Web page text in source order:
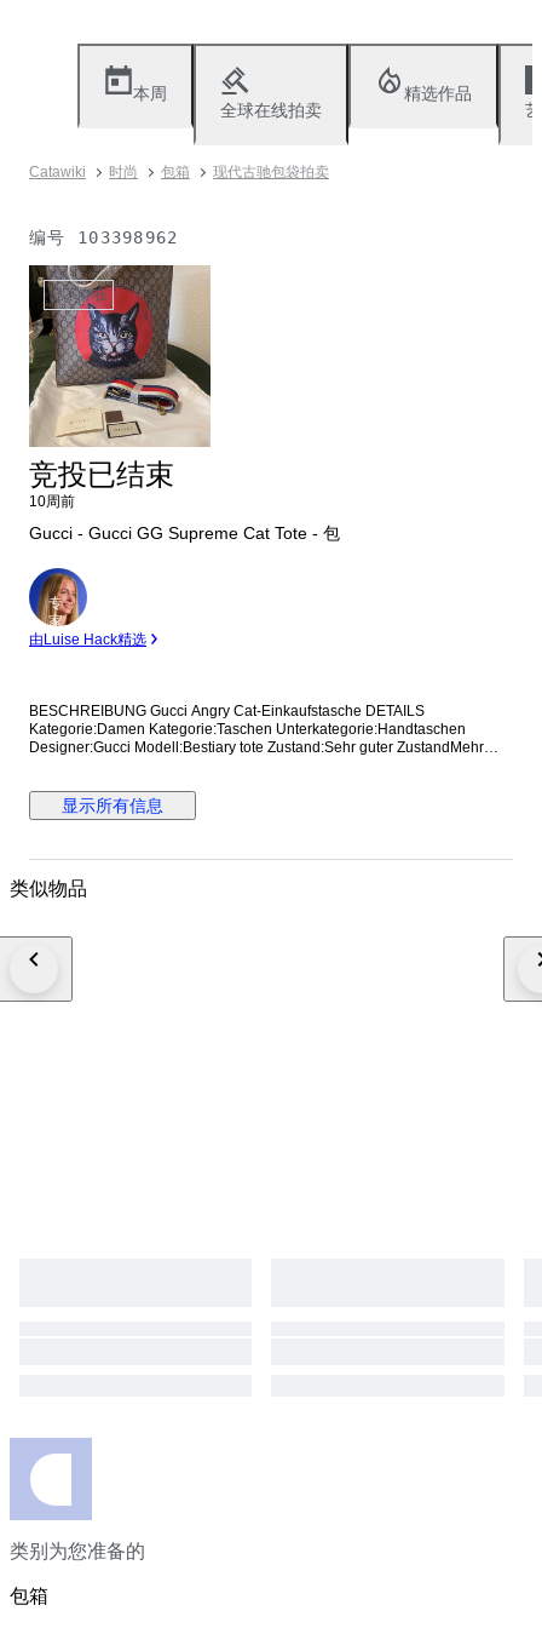
本周
全球在线拍卖
精选作品
Catawiki 时尚 包箱 现代古驰包袋拍卖
编号 103398962
已不存在
竞投已结束
10周前
Gucci - Gucci GG Supreme Cat Tote - 包
专
家
由Luise Hack精选
BESCHREIBUNG Gucci Angry Cat-Einkaufstasche DETAILS
Kategorie:Damen Kategorie:Taschen Unterkategorie:Handtaschen
Designer:Gucci Modell:Bestiary tote Zustand:Sehr guter ZustandMehr
Tiefe:8 cm
显示所有信息
类似物品
类别为您准备的
包箱